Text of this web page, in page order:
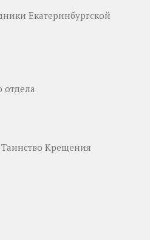
Екатеринбургской
отдела
Крещения